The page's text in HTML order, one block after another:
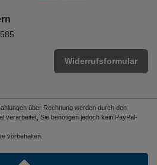
Widerrufsformular
über Rechnung werden durch den
verarbeitet, Sie benötigen jedoch kein PayPal-
vorbehalten.